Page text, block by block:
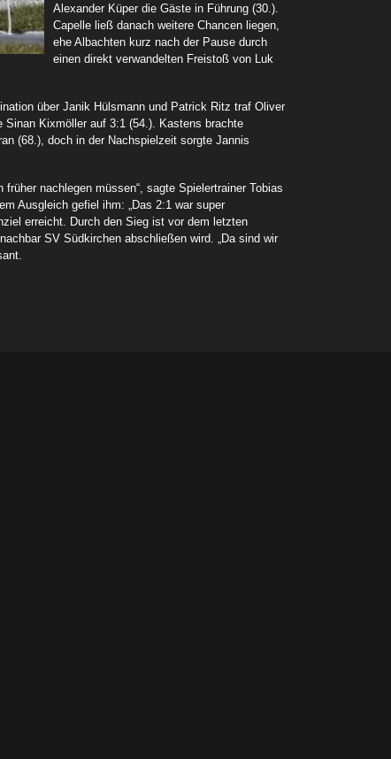
Alexander Küper die Gäste in Führung (30.).
Capelle ließ danach weitere Chancen liegen,
ehe Albachten kurz nach der Pause durch
einen direkt verwandelten Freistoß von Luk
über Janik Hülsmann und Patrick Ritz traf Oliver
Kixmöller auf 3:1 (54.). Kastens brachte
(68.), doch in der Nachspielzeit sorgte Jannis
nachlegen müssen“, sagte Spielertrainer Tobias
Ausgleich gefiel ihm: „Das 2:1 war super
erreicht. Durch den Sieg ist vor dem letzten
SV Südkirchen abschließen wird. „Da sind wir